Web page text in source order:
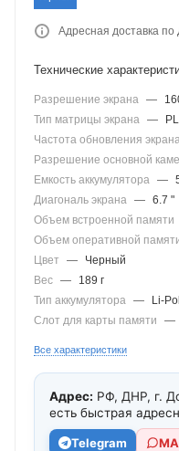
Адресная доставка
Технические
Разрешение экрана —
Тип матрицы экрана —
Частота обновления
Разрешение основной
Емкость аккумулятора —
Диагональ экрана — 6.7 "
Объем встроенной памяти
Объем оперативной
Цвет
—
Черный
Вес —
189 г
Тип аккумулятора —
Li-Pol
Слот для карты памяти
—
Все характеристики
Адрес: РФ, ДНР, г.
есть быстрая
Telegram